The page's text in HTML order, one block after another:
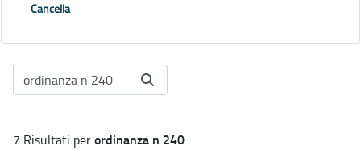
Cancella
7 Risultati perordinanza n 240